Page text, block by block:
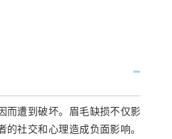
而遭到破坏。眉毛缺损不仅影
的社交和心理造成负面影响。